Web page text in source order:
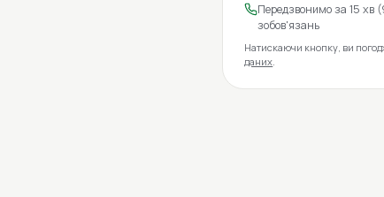
Передзвонимо за 15 хв
зобов'язань
Натискаючи кнопку, ви
даних